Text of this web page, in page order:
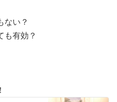
ない？
も有効？